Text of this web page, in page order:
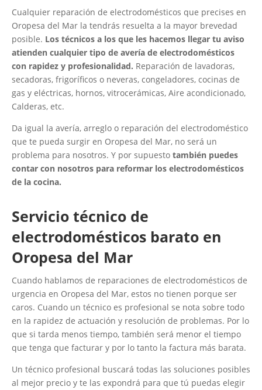
Cualquier reparación de electrodomésticos que precises en
Oropesa del Mar la tendrás resuelta a la mayor brevedad
posible. Los técnicos a los que les hacemos llegar tu aviso
atienden cualquier tipo de avería de electrodomésticos
con rapidez y profesionalidad. Reparación de lavadoras,
secadoras, frigoríficos o neveras, congeladores, cocinas de
gas y eléctricas, hornos, vitrocerámicas, Aire acondicionado,
Calderas, etc.
Da igual la avería, arreglo o reparación del electrodoméstico
que te pueda surgir en Oropesa del Mar, no será un
problema para nosotros. Y por supuesto también puedes
contar con nosotros para reformar los electrodomésticos
de la cocina.
Servicio técnico de
electrodomésticos barato en
Oropesa del Mar
Cuando hablamos de reparaciones de electrodomésticos de
urgencia en Oropesa del Mar, estos no tienen porque ser
caros. Cuando un técnico es profesional se nota sobre todo
en la rapidez de actuación y resolución de problemas. Por lo
que si tarda menos tiempo, también será menor el tiempo
que tenga que facturar y por lo tanto la factura más barata.
Un técnico profesional buscará todas las soluciones posibles
al mejor precio y te las expondrá para que tú puedas elegir